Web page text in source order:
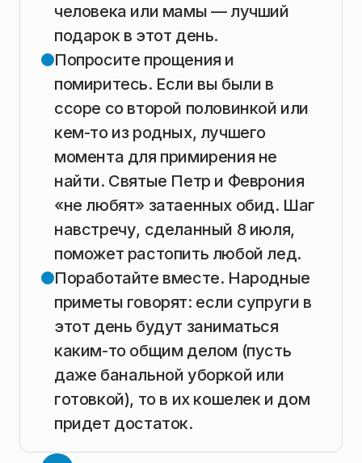
человека или мамы — лучший
подарок в этот день.
Попросите прощения и
помиритесь. Если вы были в
ссоре со второй половинкой или
кем-то из родных, лучшего
момента для примирения не
найти. Святые Петр и Феврония
«не любят» затаенных обид. Шаг
навстречу, сделанный 8 июля,
поможет растопить любой лед.
Поработайте вместе. Народные
приметы говорят: если супруги в
этот день будут заниматься
каким-то общим делом (пусть
даже банальной уборкой или
готовкой), то в их кошелек и дом
придет достаток.